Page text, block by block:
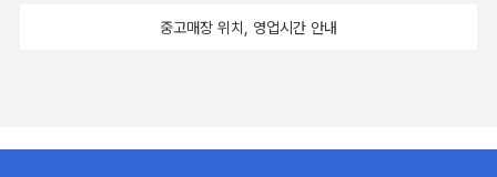
중고매장 위치, 영업시간 안내